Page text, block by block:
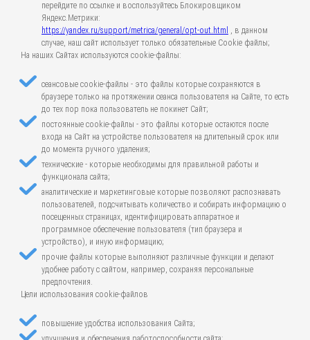
перейдите по ссылке и воспользуйтесь Блокировщиком
Яндекс.Метрики:
https://yandex.ru/support/metrica/general/opt-out.html , в данном
случае, наш сайт использует только обязательные Cookie файлы;
На наших Сайтах используются cookie-файлы:
сеансовые cookie-файлы - это файлы которые сохраняются в
браузере только на протяжении сеанса пользователя на Сайте, то есть
до тех пор пока пользователь не покинет Сайт;
постоянные cookie-файлы - это файлы которые остаются после
входа на Сайт на устройстве пользователя на длительный срок или
до момента ручного удаления;
технические - которые необходимы для правильной работы и
функционала сайта;
аналитические и маркетинговые которые позволяют распознавать
пользователей, подсчитывать количество и собирать информацию о
посещенных страницах, идентифицировать аппаратное и
программное обеспечение пользователя (тип браузера и
устройство), и иную информацию;
прочие файлы которые выполняют различные функции и делают
удобнее работу с сайтом, например, сохраняя персональные
предпочтения.
Цели использования cookie-файлов
повышение удобства использования Сайта;